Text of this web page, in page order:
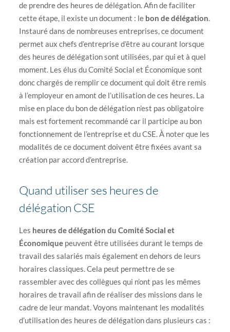
de prendre des heures de délégation. Afin de faciliter
cette étape, il existe un document : le bon de délégation.
Instauré dans de nombreuses entreprises, ce document
permet aux chefs d’entreprise d’être au courant lorsque
des heures de délégation sont utilisées, par qui et à quel
moment. Les élus du Comité Social et Économique sont
donc chargés de remplir ce document qui doit être remis
à l’employeur en amont de l’utilisation de ces heures. La
mise en place du bon de délégation n’est pas obligatoire
mais est fortement recommandé car il participe au bon
fonctionnement de l’entreprise et du CSE. À noter que les
modalités de ce document doivent être fixées avant sa
création par accord d’entreprise.
Quand utiliser ses heures de
délégation CSE
Les heures de délégation du Comité Social et
Économiquepeuvent être utilisées durant le temps de
travail des salariés mais également en dehors de leurs
horaires classiques. Cela peut permettre de se
rassembler avec des collègues qui n’ont pas les mêmes
horaires de travail afin de réaliser des missions dans le
cadre de leur mandat. Voyons maintenant les modalités
d’utilisation des heures de délégation dans plusieurs cas :